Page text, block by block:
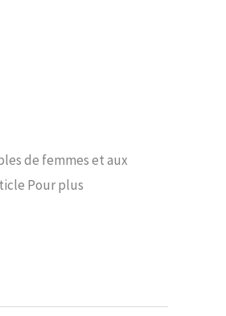
de femmes et aux
Pour plus